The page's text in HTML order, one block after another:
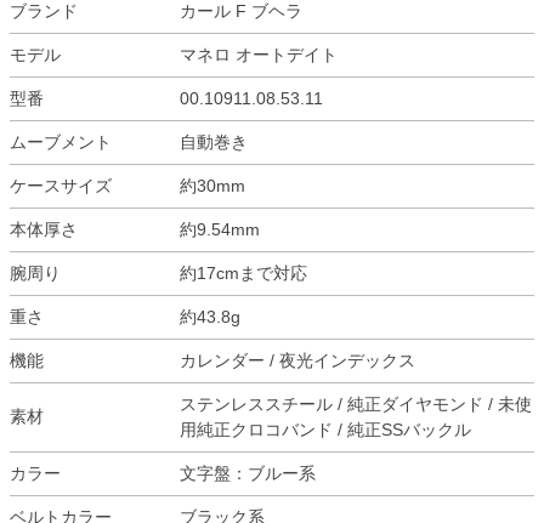
ブランド
カール F ブヘラ
モデル マネロ オートデイト
型番 00.10911.08.53.11
ムーブメント 自動巻き
ケースサイズ 約30mm
本体厚さ 約9.54mm
腕周り 約17cmまで対応
重さ 約43.8g
機能 カレンダー / 夜光インデックス
素材
ステンレススチール / 純正ダイヤモンド / 未使
用純正クロコバンド / 純正SSバックル
カラー 文字盤：ブルー系
ベルトカラー ブラック系